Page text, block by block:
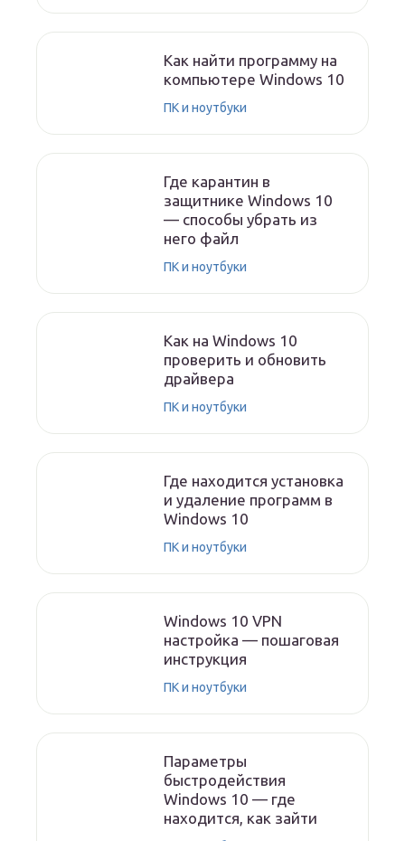
Как найти программу на
компьютере Windows 10
ПК и ноутбуки
Где карантин в
защитнике Windows 10
— способы убрать из
него файл
ПК и ноутбуки
Как на Windows 10
проверить и обновить
драйвера
ПК и ноутбуки
Где находится установка
и удаление программ в
Windows 10
ПК и ноутбуки
Windows 10 VPN
настройка — пошаговая
инструкция
ПК и ноутбуки
Параметры
быстродействия
Windows 10 — где
находится, как зайти